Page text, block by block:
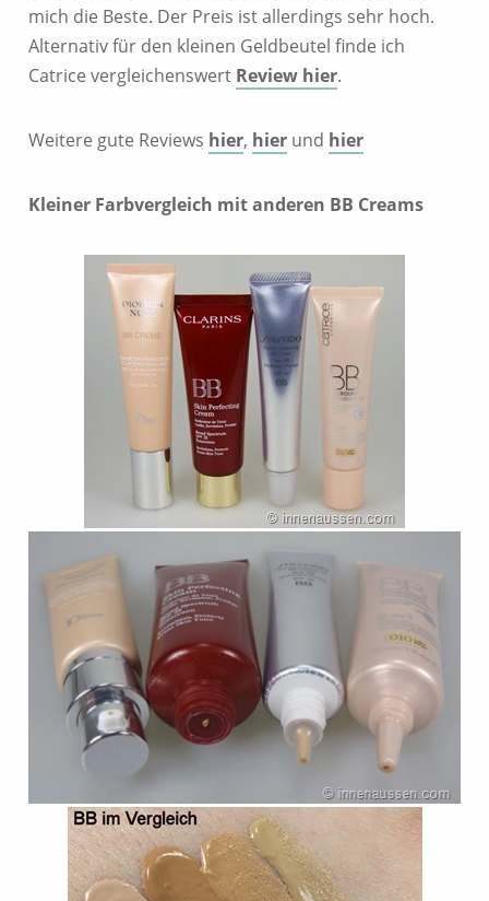
mich die Beste. Der Preis ist allerdings sehr hoch.
Alternativ für den kleinen Geldbeutel finde ich
Catrice vergleichenswert Review hier.
Weitere gute Reviews hier, hier und hier
Kleiner Farbvergleich mit anderen BB Creams